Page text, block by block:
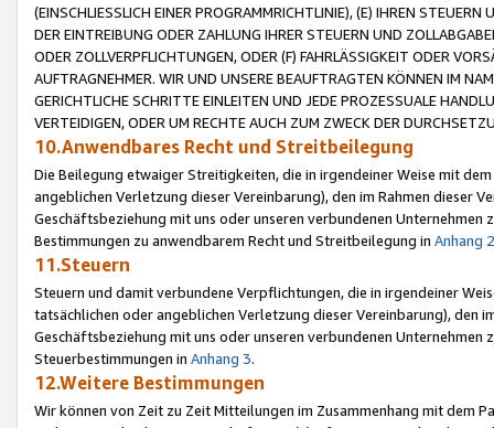
(EINSCHLIESSLICH EINER PROGRAMMRICHTLINIE), (E) IHREN
DER EINTREIBUNG ODER ZAHLUNG IHRER STEUERN UND
ODER ZOLLVERPFLICHTUNGEN, ODER (F) FAHRLÄSSIGKEIT ODER
AUFTRAGNEHMER. WIR UND UNSERE BEAUFTRAGTEN KÖNNEN IM
GERICHTLICHE SCHRITTE EINLEITEN UND JEDE PROZESSUALE
VERTEIDIGEN, ODER UM RECHTE AUCH ZUM ZWECK DER
10.Anwendbares Recht und Streitbeilegung
Die Beilegung etwaiger Streitigkeiten, die in irgendeiner Weise mit
angeblichen Verletzung dieser Vereinbarung), den im Rahmen dieser
Geschäftsbeziehung mit uns oder unseren verbundenen
Bestimmungen zu anwendbarem Recht und Streitbeilegung in Anhang 2
11.Steuern
Steuern und damit verbundene Verpflichtungen, die in irgendeiner
tatsächlichen oder angeblichen Verletzung dieser Vereinbarung), den
Geschäftsbeziehung mit uns oder unseren verbundenen
Steuerbestimmungen in Anhang 3.
12.Weitere Bestimmungen
Wir können von Zeit zu Zeit Mitteilungen im Zusammenhang mit dem